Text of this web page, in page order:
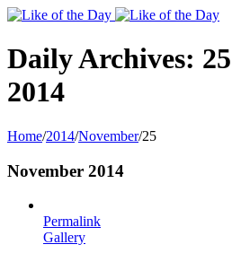
Toggle
Area
Daily Archives:
2014
Home/2014/November/25
November 2014
Permalink
Gallery